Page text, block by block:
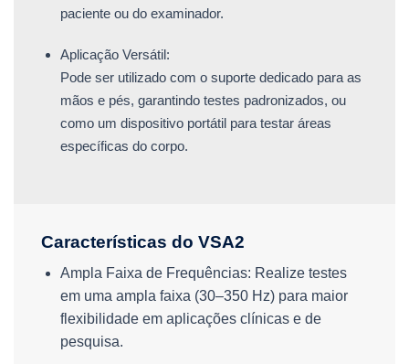
paciente ou do examinador.
Aplicação Versátil:
Pode ser utilizado com o suporte dedicado para as
mãos e pés, garantindo testes padronizados, ou
como um dispositivo portátil para testar áreas
específicas do corpo.
Características do VSA2
Ampla Faixa de Frequências: Realize testes
em uma ampla faixa (30–350 Hz) para maior
flexibilidade em aplicações clínicas e de
pesquisa.